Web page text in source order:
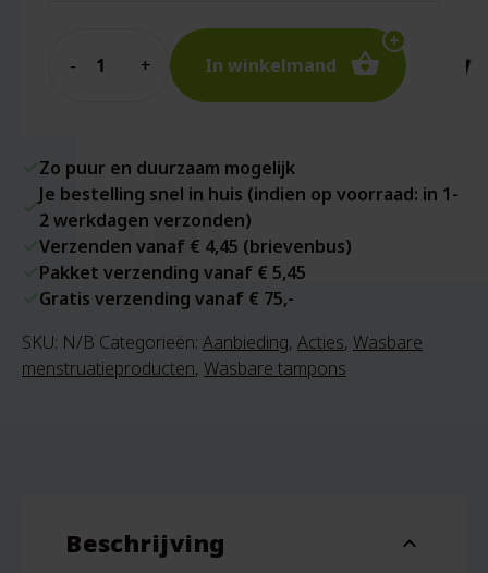
In winkelmand
Zo puur en duurzaam mogelijk
Je bestelling snel in huis (indien op voorraad: in 1-
2 werkdagen verzonden)
Verzenden vanaf € 4,45 (brievenbus)
Pakket verzending vanaf € 5,45
Gratis verzending vanaf € 75,-
SKU: N/B Categorieën: Aanbieding, Acties, Wasbare
menstruatieproducten, Wasbare tampons
Beschrijving expand_more